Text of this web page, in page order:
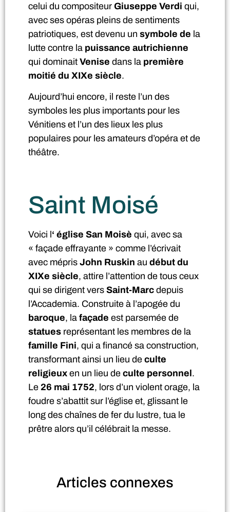
celui du compositeur Giuseppe Verdi qui,
avec ses opéras pleins de sentiments
patriotiques, est devenu un symbole de la
lutte contre la puissance autrichienne
qui dominait Venise dans la première
moitié du XIXe siècle.
Aujourd’hui encore, il reste l’un des
symboles les plus importants pour les
Vénitiens et l’un des lieux les plus
populaires pour les amateurs d’opéra et de
théâtre.
Saint Moisé
Voici l‘ église San Moisè qui, avec sa
« façade effrayante » comme l’écrivait
avec mépris John Ruskin au début du
XIXe siècle, attire l’attention de tous ceux
qui se dirigent vers Saint-Marc depuis
l’Accademia. Construite à l’apogée du
baroque, la façade est parsemée de
statues représentant les membres de la
famille Fini, qui a financé sa construction,
transformant ainsi un lieu de culte
religieux en un lieu de culte personnel.
Le 26 mai 1752, lors d’un violent orage, la
foudre s’abattit sur l’église et, glissant le
long des chaînes de fer du lustre, tua le
prêtre alors qu’il célébrait la messe.
Articles connexes